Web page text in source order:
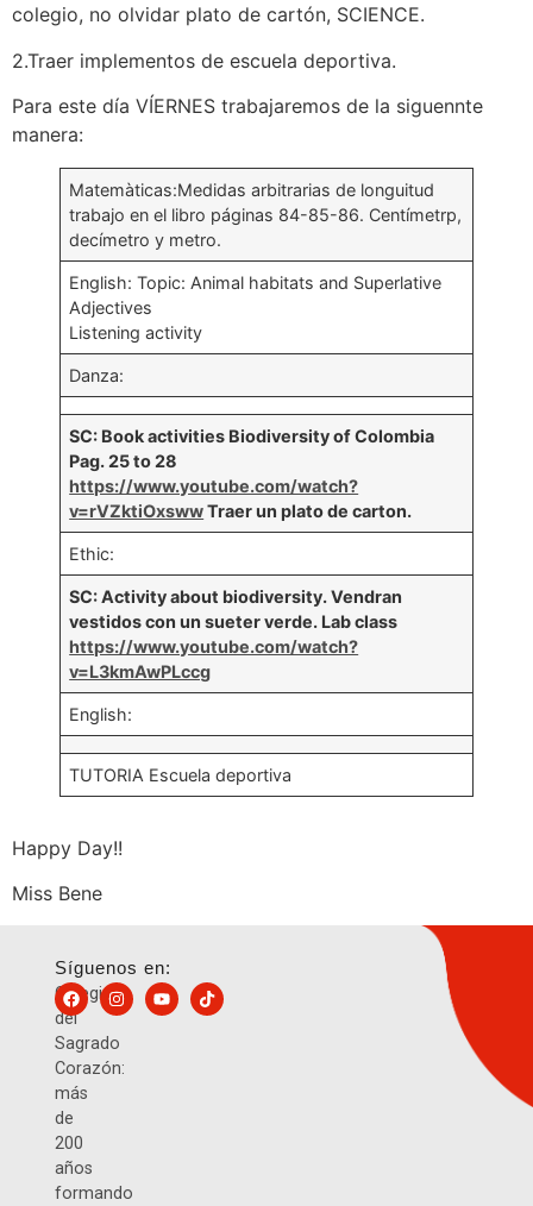
colegio, no olvidar plato de cartón, SCIENCE.
2.Traer implementos de escuela deportiva.
Para este día VÍERNES trabajaremos de la siguennte
manera:
Matemàticas:Medidas arbitrarias de longuitud
trabajo en el libro páginas 84-85-86. Centímetrp,
decímetro y metro.
English: Topic: Animal habitats and Superlative
Adjectives
Listening activity
Danza:
SC: Book activities Biodiversity of Colombia
Pag. 25 to 28
https://www.youtube.com/watch?
v=rVZktiOxswwTraer un plato de carton.
Ethic:
SC: Activity about biodiversity. Vendran
vestidos con un sueter verde. Lab class
https://www.youtube.com/watch?
v=L3kmAwPLccg
English:
TUTORIA Escuela deportiva
Happy Day!!
Miss Bene
Colegio
del
Sagrado
Corazón:
más
de
200
años
formando
Síguenos en: